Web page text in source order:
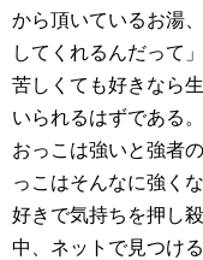
から頂いているお湯
してくれるんだって
苦しくても好きなら
いられるはずである。
おっこは強いと強者
っこはそんなに強く
好きで気持ちを押し
中、ネットで見つけ